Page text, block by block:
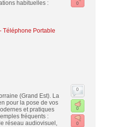
habituelles :
Téléphone Portable
0
(Grand Est). La
pour la pose de vos
et pratiques
fréquents :
réseau audiovisuel,
0
0
0